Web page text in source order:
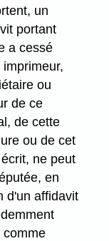
un
portant
a cessé
imprimeur,
ou
de ce
de cette
ou de cet
ne peut
en
d'un affidavit
comme